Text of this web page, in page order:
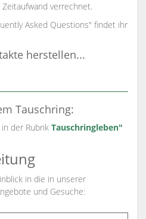
verrechnet.
Asked Questions" findet ihr
herstellen...
Tauschring:
der Rubrik Tauschringleben"
in die in unserer
und Gesuche: